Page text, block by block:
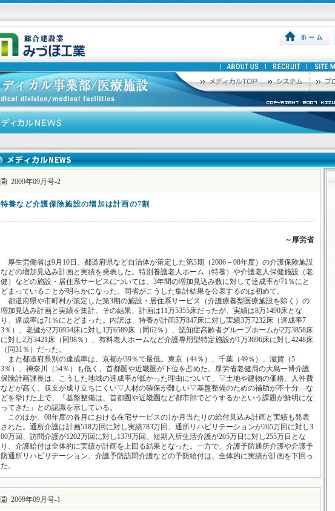
2009年09月号-2
特養など介護保険施設の増加は計画の7割
～厚労省
厚生労働省は9月10日、都道府県など自治体が策定した第3期（2006－08年度）の介護保険施設
などの増加見込み計画と実績を発表した。特別養護老人ホーム（特養）や介護老人保健施設（老
健）などの施設・居住系サービスについては、3年間の増加見込み数に対して達成率が71％にと
どまっていることが明らかになった。同省がこうした集計結果を公表するのは初めて。
都道府県や市町村が策定した第3期の施設・居住系サービス（介護療養型医療施設を除く）の
増加見込み計画と実績を集計。その結果、計画は11万5355床だったが、実績は8万1490床とな
り、達成率は71％にとどまった。内訳は、特養が計画5万847床に対し実績3万7232床（達成率7
3％）、老健が2万6954床に対し1万6589床（同62％）、認知症高齢者グループホームが2万3858床
に対し2万3421床（同98％）、有料老人ホームなど介護専用型特定施設が1万3696床に対し4248床
（同31％）だった。
また都道府県別の達成率は、京都が39％で最低。東京（44％）、千葉（49％）、滋賀（5
3％）、神奈川（54％）も低く、首都圏や近畿圏が下位を占めた。厚労省老健局の大島一博介護
保険計画課長は、こうした地域の達成率が低かった理由について、▽土地や建物の価格、人件費
などが高く、収支が成り立ちにくい▽人材の確保が難しい▽基盤整備のための補助が不十分―な
どを挙げた上で、「基盤整備は、首都圏や近畿圏など都市部でどうするかという課題が鮮明にな
ってきた」との認識を示している。
このほか、08年度の各月における在宅サービスの1か月当たりの給付見込み計画と実績も発表
された。通所介護は計画518万回に対し実績783万回、通所リハビリテーションが265万回に対し3
00万回、訪問介護が1202万回に対し1379万回、短期入所生活介護が205万日に対し255万日とな
り、介護給付は全体的に実績が計画を上回る結果となった。一方で、介護予防通所介護や介護予
防通所リハビリテーション、介護予防訪問介護などの予防給付は、全体的に実績が計画を下回っ
た。
2009年09月号-1